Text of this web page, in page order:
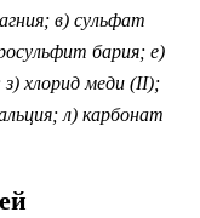
в) сульфат
бария; е)
хлорид меди (II);
л) карбонат